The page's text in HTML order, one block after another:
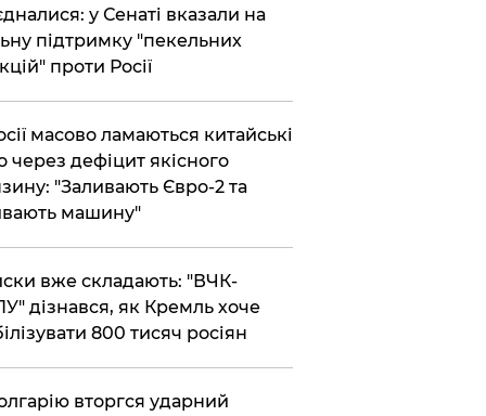
у Сенаті вказали на
підтримку "пекельних
проти Росії
масово ламаються китайські
через дефіцит якісного
"Заливають Євро-2 та
машину"
вже складають: "ВЧК-
дізнався, як Кремль хоче
800 тисяч росіян
вторгся ударний